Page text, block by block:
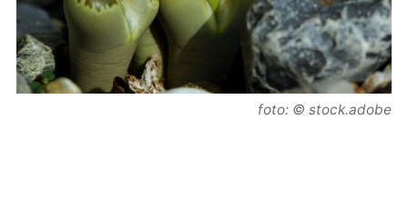
foto: © stock.adobe